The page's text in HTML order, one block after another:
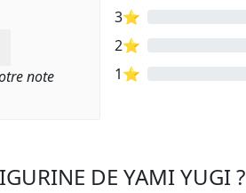
note
3⭐
2⭐
1⭐
DE YAMI YUGI ?